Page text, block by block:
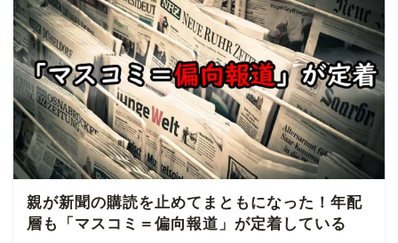
親が新聞の購読を止めてまともになった！年配
層も「マスコミ＝偏向報道」が定着している